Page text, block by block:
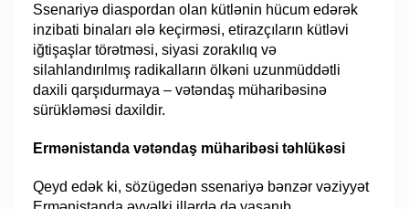
Ssenariyə diaspordan olan kütlənin hücum edərək
inzibati binaları ələ keçirməsi, etirazçıların kütləvi
iğtişaşlar törətməsi, siyasi zorakılıq və
silahlandırılmış radikalların ölkəni uzunmüddətli
daxili qarşıdurmaya – vətəndaş müharibəsinə
sürükləməsi daxildir.
Ermənistanda vətəndaş müharibəsi təhlükəsi
Qeyd edək ki, sözügedən ssenariyə bənzər vəziyyət